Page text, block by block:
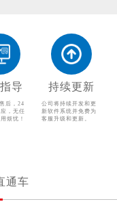
导
后，24
，无任
烦忧！
持续更新
公司将持续开发和更
新软件系统并免费为
客服升级和更新。
通车